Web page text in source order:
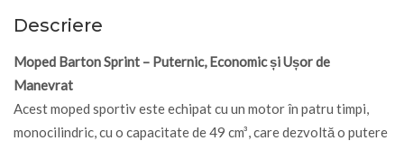
Descriere
Moped Barton Sprint – Puternic, Economic și Ușor de
Manevrat
Acest moped sportiv este echipat cu un motor în patru timpi,
monocilindric, cu o capacitate de 49 cm³, care dezvoltă o putere